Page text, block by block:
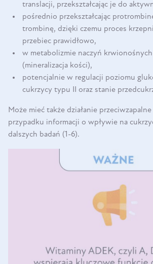
translacji, przekształcając je do
pośrednio przekształcając
trombinę, dzięki czemu proces
przebiec prawidłowo,
w metabolizmie naczyń
(mineralizacja kości),
potencjalnie w regulacji poziomu
cukrzycy typu II oraz stanie
Może mieć także działanie
przypadku informacji o wpływie na
dalszych badań (1-6).